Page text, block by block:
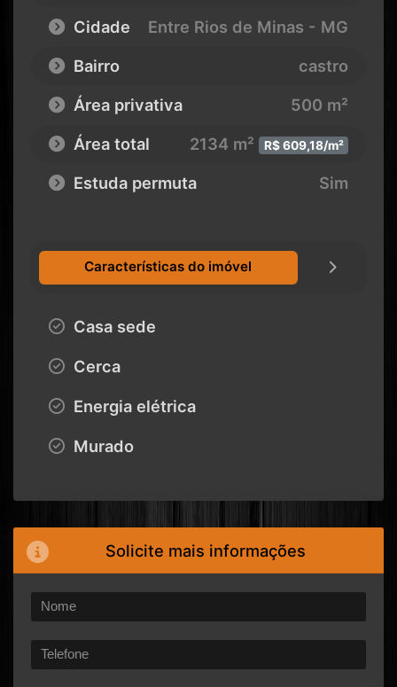
Cidade
Entre Rios de Minas - MG
Bairro
castro
Área privativa
500 m²
Área total
2134 m² R$ 609,18/m²
Estuda permuta Sim
Características do imóvel
Casa sede
Cerca
Energia elétrica
Murado
Solicite mais informações